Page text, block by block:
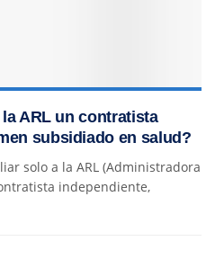
ARL un contratista
subsidiado en salud?
solo a la ARL (Administradora
independiente,